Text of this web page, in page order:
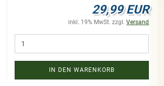
29,99 EUR
inkl. 19% MwSt. zzgl.Versand
IN DEN WARENKORB